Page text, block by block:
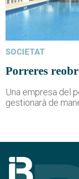
SOCIETAT
Porreres
Una empresa del
gestionarà de